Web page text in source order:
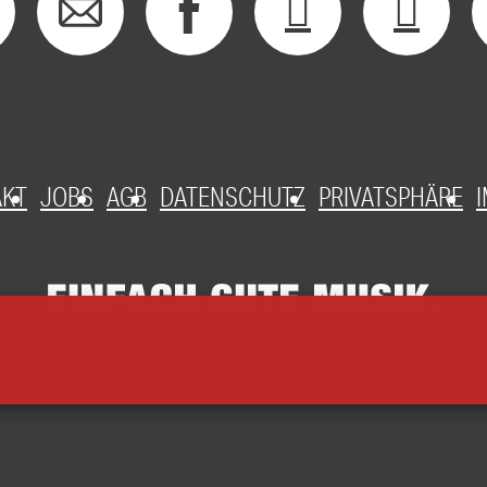
JOBS AGB DATENSCHUTZ PRIVATSPHÄRE